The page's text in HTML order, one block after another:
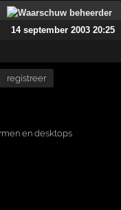
14 september 2003 20:25
registreer
en desktops